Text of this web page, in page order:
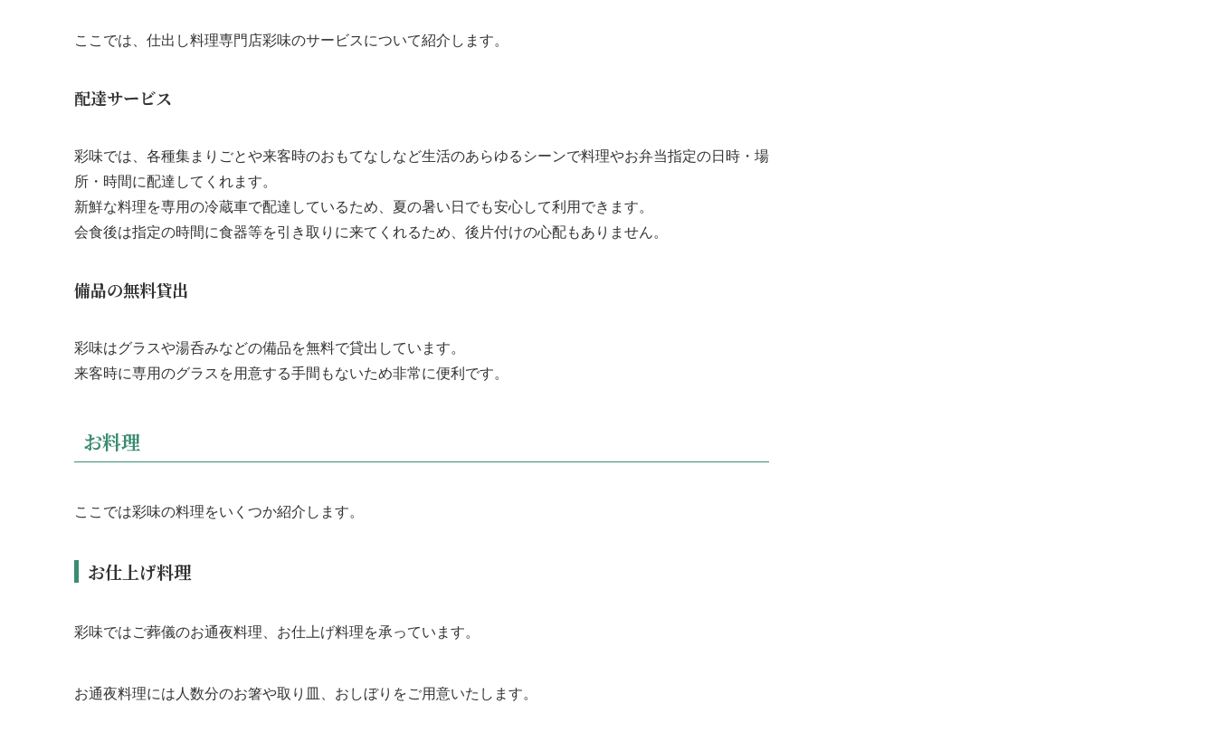
ここでは、仕出し料理専門店彩味のサービスについて紹介します。
配達サービス
彩味では、各種集まりごとや来客時のおもてなしなど生活のあらゆるシーンで料理やお弁当指定の日時・場
所・時間に配達してくれます。
新鮮な料理を専用の冷蔵車で配達しているため、夏の暑い日でも安心して利用できます。
会食後は指定の時間に食器等を引き取りに来てくれるため、後片付けの心配もありません。
備品の無料貸出
彩味はグラスや湯呑みなどの備品を無料で貸出しています。
来客時に専用のグラスを用意する手間もないため非常に便利です。
お料理
ここでは彩味の料理をいくつか紹介します。
お仕上げ料理
彩味ではご葬儀のお通夜料理、お仕上げ料理を承っています。
お通夜料理には人数分のお箸や取り皿、おしぼりをご用意いたします。